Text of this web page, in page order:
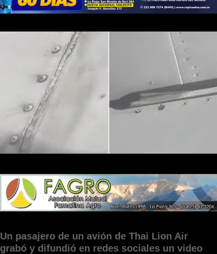
Un pasajero de un avión de Thai Lion Air
grabó y difundió en redes sociales un video